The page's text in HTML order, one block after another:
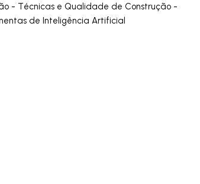
- Técnicas e Qualidade de Construção -
de Inteligência Artificial